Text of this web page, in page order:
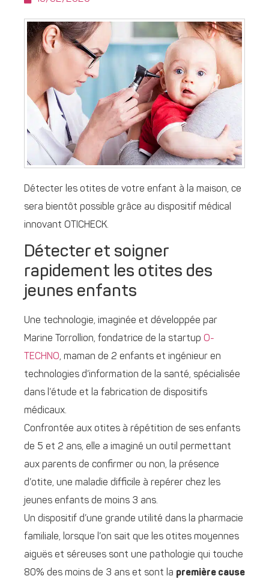
Détecter les otites de votre enfant à la maison, ce
sera bientôt possible grâce au dispositif médical
innovant OTICHECK.
Détecter et soigner
rapidement les otites des
jeunes enfants
Une technologie, imaginée et développée par
Marine Torrollion, fondatrice de la startup O-
TECHNO, maman de 2 enfants et ingénieur en
technologies d’information de la santé, spécialisée
dans l’étude et la fabrication de dispositifs
médicaux.
Confrontée aux otites à répétition de ses enfants
de 5 et 2 ans, elle a imaginé un outil permettant
aux parents de confirmer ou non, la présence
d’otite, une maladie difficile à repérer chez les
jeunes enfants de moins 3 ans.
Un dispositif d’une grande utilité dans la pharmacie
familiale, lorsque l’on sait que les otites moyennes
aiguës et séreuses sont une pathologie qui touche
80% des moins de 3 ans et sont la première cause